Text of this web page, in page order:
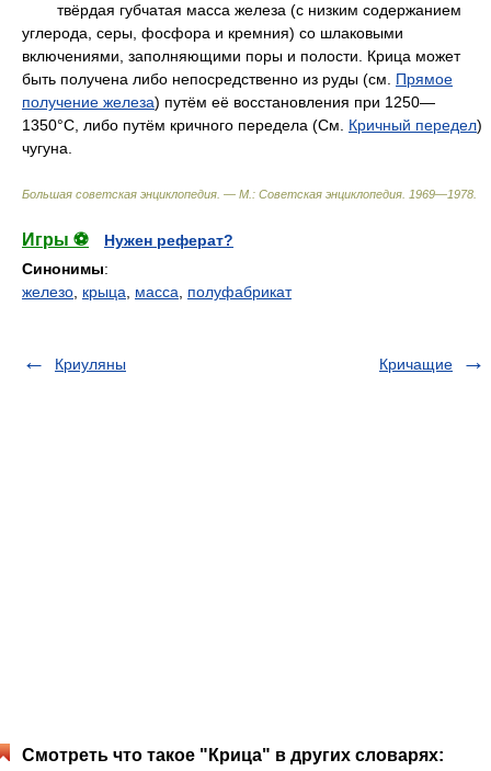
твёрдая губчатая масса железа (с низким содержанием
углерода, серы, фосфора и кремния) со шлаковыми
включениями, заполняющими поры и полости. Крица может
быть получена либо непосредственно из руды (см. Прямое
получение железа) путём её восстановления при 1250—
1350°С, либо путём кричного передела (См. Кричный передел)
чугуна.
Большая советская энциклопедия. — М.: Советская энциклопедия 1969—1978
Игры ⚽
Нужен реферат?
Синонимы:
железо крыца масса полуфабрикат
Криуляны Кричащие
Смотреть что такое "Крица" в других словарях: